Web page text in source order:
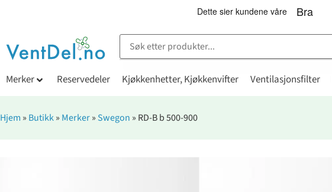
Merker Reservedeler Kjøkkenhetter, Kjøkkenvifter Ventilasjonsfilter
Hjem » Butikk» Merker» Swegon » RD-B b 500-900